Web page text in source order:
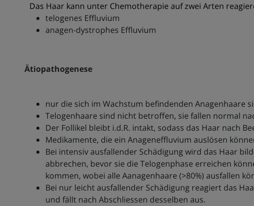
Das Haar kann unter Chemotherapie auf zwei Arten
telogenes Effluvium
anagen-dystrophes Effluvium
Ätiopathogenese
nur die sich im Wachstum befindenden Anagenhaare
Telogenhaare sind nicht betroffen, sie fallen normal
Der Follikel bleibt i.d.R. intakt, sodass das Haar nach
Medikamente, die ein Anageneffluvium auslösen
Bei intensiv ausfallender Schädigung wird das Haar
abbrechen, bevor sie die Telogenphase erreichen
kommen, wobei alle Aanagenhaare (>80%) ausfallen
Bei nur leicht ausfallender Schädigung reagiert das
und fällt nach Abschliessen desselben aus.